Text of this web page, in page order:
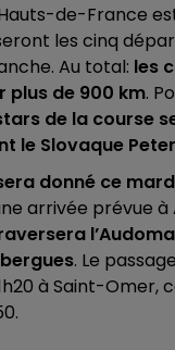
de-France
les cinq
Au total: les
de 900 km.
de la course
le Slovaque
donné ce
arrivée prévue à
. Le
à Saint-Omer,